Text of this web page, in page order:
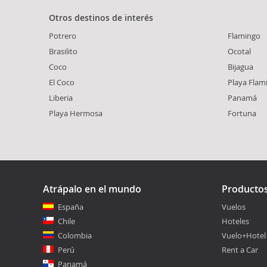
Otros destinos de interés
Potrero
Brasilito
Coco
El Coco
Liberia
Playa Hermosa
Flamingo
Ocotal
Bijagua
Playa
Panamá
Fortuna
Atrápalo en el mundo
España
Chile
Colombia
Perú
Panamá
Vuelos
Hoteles
Vuelo+Hotel
Rent a Car